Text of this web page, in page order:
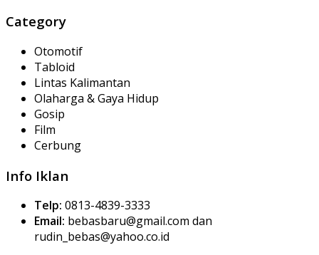
Category
Otomotif
Tabloid
Lintas Kalimantan
Olaharga & Gaya Hidup
Gosip
Film
Cerbung
Info Iklan
Telp: 0813-4839-3333
Email: bebasbaru@gmail.com dan
rudin_bebas@yahoo.co.id